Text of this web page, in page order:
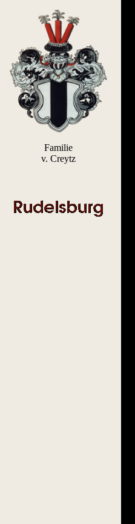
Familie
v. Creytz